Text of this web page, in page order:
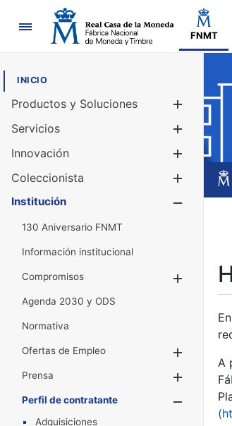
Navegación
FNMT
INICIO
Productos y Soluciones
Servicios
Innovación
Coleccionista
Institución
130 Aniversario FNMT
Información institucional
Compromisos
Agenda 2030 y ODS
Normativa
Ofertas de Empleo
Prensa
Perfil de contratante
Adquisiciones
A